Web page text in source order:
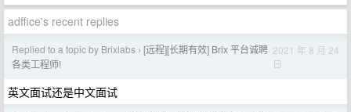
adffice's recent replies
Replied to a topic by Brixlabs › [远程][长期有效] Brix 平台诚聘
各类工程师!
2021 年 8 月 24
日
英文面试还是中文面试